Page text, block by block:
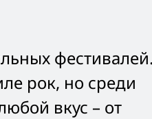
рок, но среди
вкус – от